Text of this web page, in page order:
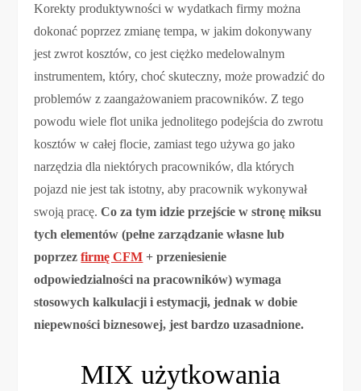
Korekty produktywności w wydatkach firmy można
dokonać poprzez zmianę tempa, w jakim dokonywany
jest zwrot kosztów, co jest ciężko medelowalnym
instrumentem, który, choć skuteczny, może prowadzić do
problemów z zaangażowaniem pracowników. Z tego
powodu wiele flot unika jednolitego podejścia do zwrotu
kosztów w całej flocie, zamiast tego używa go jako
narzędzia dla niektórych pracowników, dla których
pojazd nie jest tak istotny, aby pracownik wykonywał
swoją pracę. Co za tym idzie przejście w stronę miksu
tych elementów (pełne zarządzanie własne lub
poprzezfirmę CFM + przeniesienie
odpowiedzialności na pracowników) wymaga
stosowych kalkulacji i estymacji, jednak w dobie
niepewności biznesowej, jest bardzo uzasadnione.
MIX użytkowania